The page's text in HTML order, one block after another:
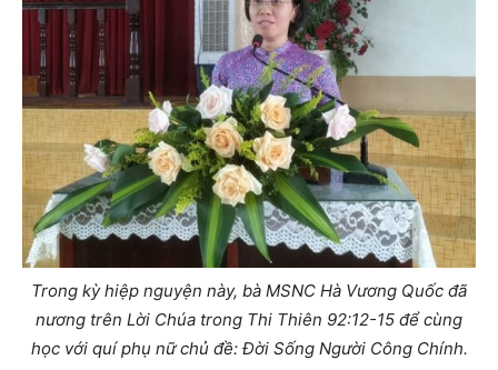
Trong kỳ hiệp nguyện này, bà MSNC Hà Vương Quốc đã
nương trên Lời Chúa trong Thi Thiên 92:12-15 để cùng
học với quí phụ nữ chủ đề: Đời Sống Người Công Chính.